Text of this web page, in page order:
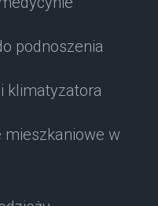
podnoszenia
klimatyzatora
mieszkaniowe w